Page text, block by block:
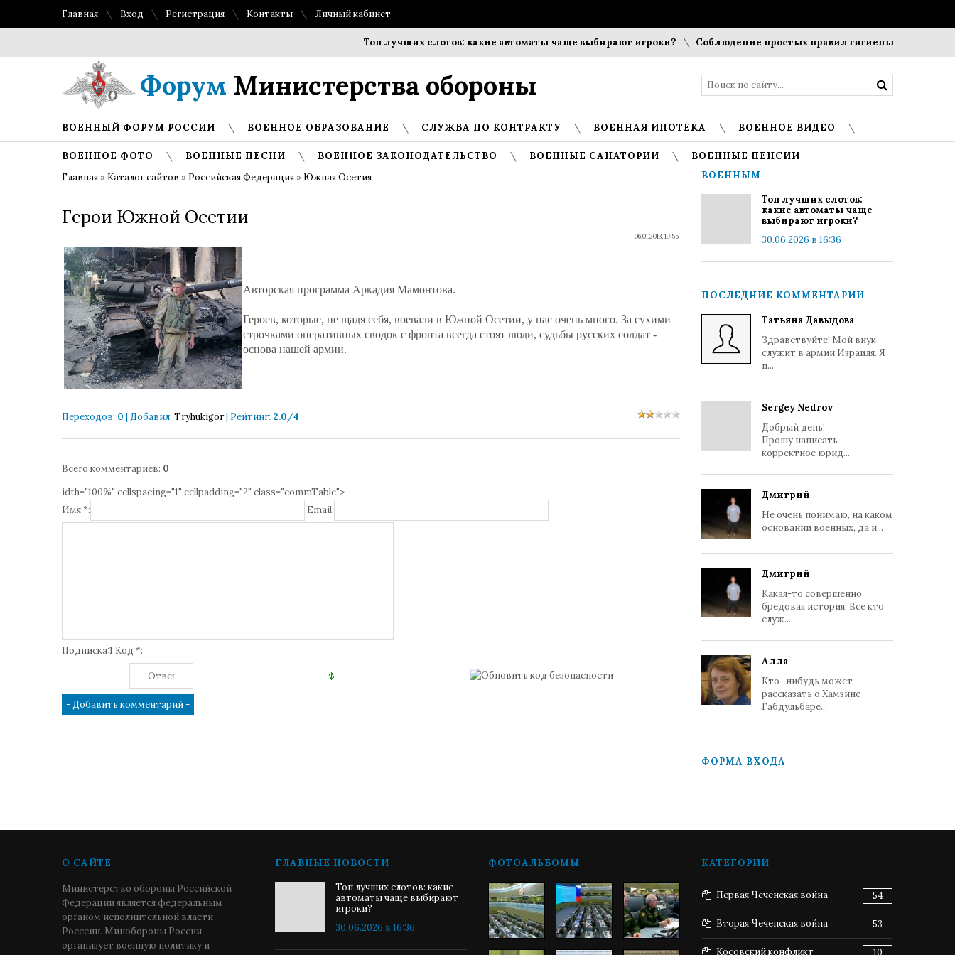
Главная Вход Регистрация Контакты Личный кабинет
Топ лучших слотов: какие автоматы чаще выбирают игроки? Соблюдение простых правил гигиены помогает
Форум Министерства обороны
ВОЕННЫЙ ФОРУМ РОССИИ ВОЕННОЕ ОБРАЗОВАНИЕ СЛУЖБА ПО КОНТРАКТУ ВОЕННАЯ ИПОТЕКА ВОЕННОЕ ВИДЕО
ВОЕННОЕ ФОТО ВОЕННЫЕ ПЕСНИ ВОЕННОЕ ЗАКОНОДАТЕЛЬСТВО ВОЕННЫЕ САНАТОРИИ
ВОЕННЫЕ ПЕНСИИ
Главная » Каталог сайтов » Российская Федерация » Южная Осетия
Герои Южной Осетии
06.01.2013, 19:55
Авторская программа Аркадия Мамонтова.
Героев, которые, не щадя себя, воевали в Южной Осетии, у нас очень много. За сухими
строчками оперативных сводок с фронта всегда стоят люди, судьбы русских солдат -
основа нашей армии.
Переходов: 0 | Добавил: Tryhukigor| Рейтинг: 2.0/4
Всего комментариев: 0
idth="100%" cellspacing="1" cellpadding="2" class="commTable">
Имя *:
Email:
Подписка:1 Код *:
ВОЕННЫМ
Топ лучших слотов:
какие автоматы чаще
выбирают игроки?
30.06.2026 в 16:36
ПОСЛЕДНИЕ КОММЕНТАРИИ
Татьяна Давыдова
Здравствуйте! Мой внук
служит в армии Израиля. Я
п...
Sergey Nedrov
Добрый день!
Прошу написать
корректное юрид...
Дмитрий
Не очень понимаю, на каком
основании военных, да и...
Дмитрий
Какая-то совершенно
бредовая история. Все кто
служ...
Алла
Кто -нибудь может
рассказать о Хамзине
Габдульбаре...
ФОРМА ВХОДА
О САЙТЕ
Министерство обороны Российской
Федерации является федеральным
органом исполнительной власти
Росссии. Минобороны России
организует военную политику и
ГЛАВНЫЕ НОВОСТИ
Топ лучших слотов: какие
автоматы чаще выбирают
игроки?
30.06.2026 в 16:36
ФОТОАЛЬБОМЫ КАТЕГОРИИ
Первая Чеченская война 54
Вторая Чеченская война 53
Косовский конфликт 10